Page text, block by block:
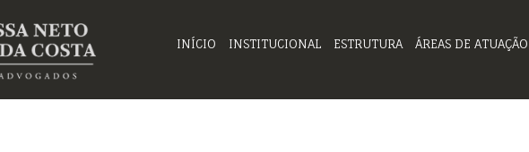
INÍCIO INSTITUCIONAL ESTRUTURA ÁREAS DE ATUAÇÃO